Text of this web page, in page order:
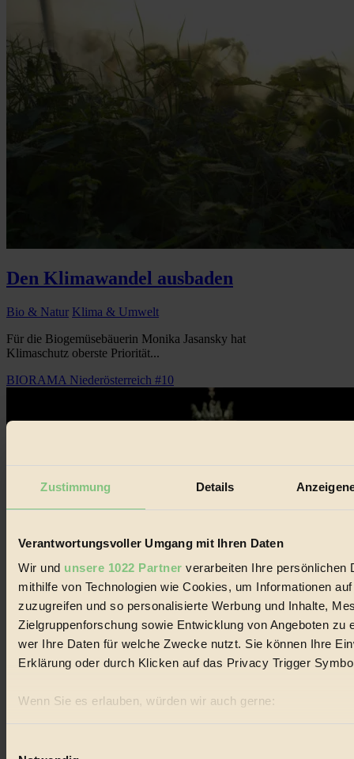
Zustimmung Details
Verantwortungsvoller Umgang mit Ihren Daten
Wir und unsere 1022 Partner verarbeiten Ihre persönlichen
mithilfe von Technologien wie Cookies, um Informationen
zuzugreifen und so personalisierte Werbung und Inhalte,
Zielgruppenforschung sowie Entwicklung von Angeboten zu
wer Ihre Daten für welche Zwecke nutzt. Sie können Ihre
Erklärung oder durch Klicken auf das Privacy Trigger
Wenn Sie es erlauben, würden wir auch gerne:
Informationen über Ihre geografische Lage erfassen,
Den Klimawandel ausbaden
Bio & Natur Klima & Umwelt
Für die Biogemüsebäuerin Monika Jasansky hat
Klimaschutz oberste Priorität...
BIORAMA Niederösterreich #10
Earth Hour: Eine Stunde im Dunkeln –
Was tun?